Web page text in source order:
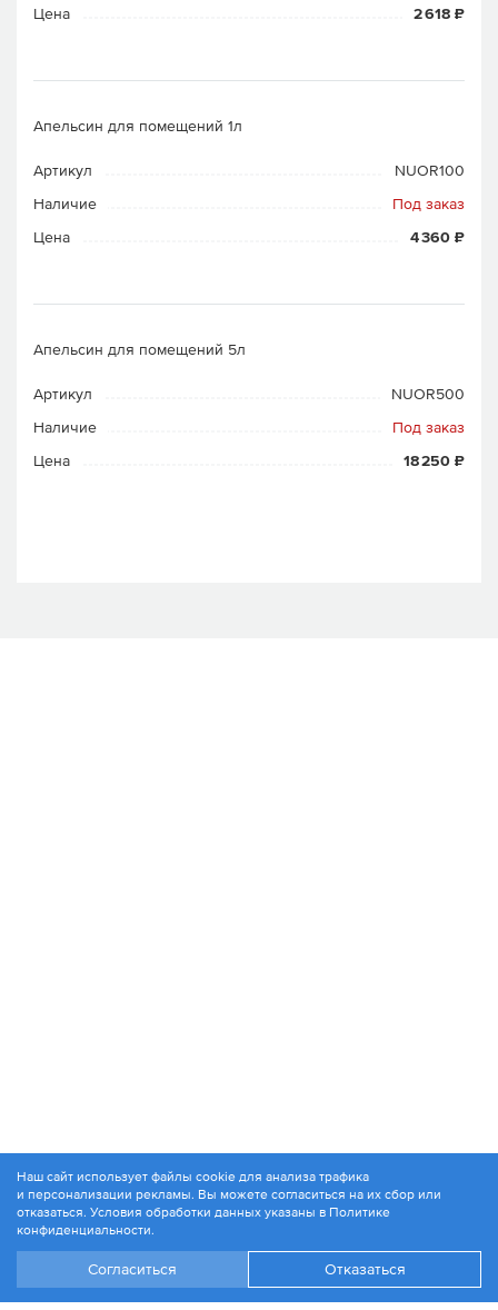
Цена
2 618 ₽
Апельсин для помещений 1л
Артикул
NUOR100
Наличие
Под заказ
Цена
4 360 ₽
Апельсин для помещений 5л
Артикул
NUOR500
Наличие
Под заказ
Цена
18 250 ₽
© 1994-2026. ЗАО «Контакт Плюс»
Политика конфиденциальности
Наш сайт использует файлы cookie для анализа трафика
и персонализации рекламы. Вы можете согласиться на их сбор или
отказаться. Условия обработки данных указаны в Политике
конфиденциальности.
Согласиться Отказаться